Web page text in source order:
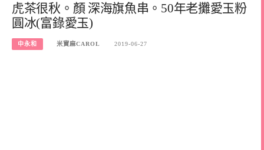
虎茶很秋。顏 深海旗魚串。50年老攤愛玉粉
圓冰(富錄愛玉)
中永和 米寶麻CAROL 2019-06-27